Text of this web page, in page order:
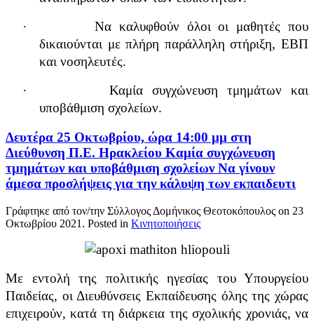
·
Να καλυφθούν όλοι οι μαθητές που
δικαιούνται με πλήρη παράλληλη στήριξη, ΕΒΠ
και νοσηλευτές.
·
Καμία συγχώνευση τμημάτων και
υποβάθμιση σχολείων.
Δευτέρα 25 Οκτωβρίου, ώρα 14:00 μμ στη
Διεύθυνση Π.Ε. Ηρακλείου Καμία συγχώνευση
τμημάτων και υποβάθμιση σχολείων Να γίνουν
άμεσα προσλήψεις για την κάλυψη των εκπαιδευτι
Γράφτηκε από τον/την Σύλλογος Δομήνικος Θεοτοκόπουλος on 23
Οκτωβρίου 2021 . Posted in Κινητοποιήσεις
Με εντολή της πολιτικής ηγεσίας του Υπουργείου
Παιδείας, οι Διευθύνσεις Εκπαίδευσης όλης της χώρας
επιχειρούν, κατά τη διάρκεια της σχολικής χρονιάς, να